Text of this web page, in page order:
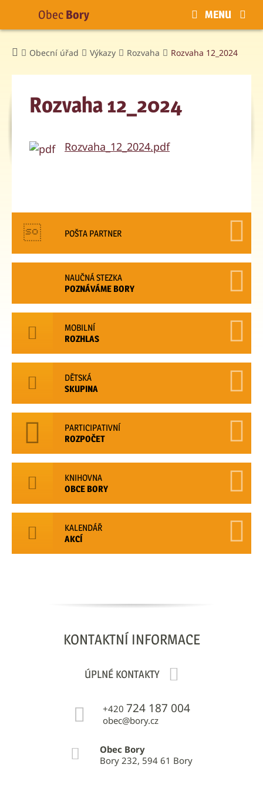
Obecní úřad Výkazy Rozvaha Rozvaha 12_2024
Rozvaha 12_2024
Rozvaha_12_2024.pdf
POŠTA PARTNER
NAUČNÁ STEZKA
POZNÁVÁME BORY
MOBILNÍ
ROZHLAS
DĚTSKÁ
SKUPINA
PARTICIPATIVNÍ
ROZPOČET
KNIHOVNA
OBCE BORY
KALENDÁŘ
AKCÍ
KONTAKTNÍ INFORMACE
Obec Bory
Bory 232, 594 61 Bory
+420 724 187 004
obec@bory.cz
ÚPLNÉ KONTAKTY
Obec Bory MENU